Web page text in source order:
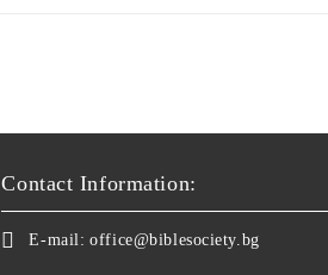
Contact Information:
E-mail: office@biblesociety.bg